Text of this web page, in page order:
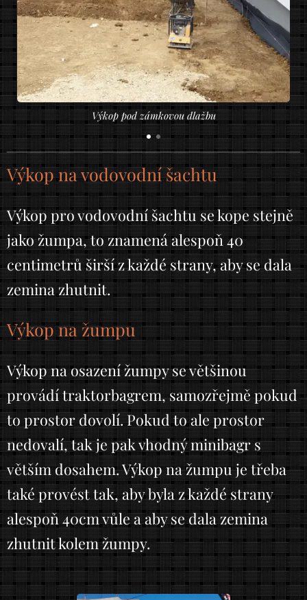
Výkop pod zámkovou dlažbu
Výkop na vodovodní šachtu
Výkop pro vodovodní šachtu se kope stejně
jako žumpa, to znamená alespoň 40
centimetrů širší z každé strany, aby se dala
zemina zhutnit.
Výkop na žumpu
Výkop na osazení žumpy se většinou
provádí traktorbagrem, samozřejmě pokud
to prostor dovolí. Pokud to ale prostor
nedovalí, tak je pak vhodný minibagr s
větším dosahem. Výkop na žumpu je třeba
také provést tak, aby byla z každé strany
alespoň 40cm vůle a aby se dala zemina
zhutnit kolem žumpy.